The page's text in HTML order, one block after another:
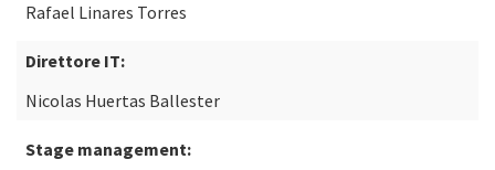
Rafael Linares Torres
Direttore IT:
Nicolas Huertas Ballester
Stage management: